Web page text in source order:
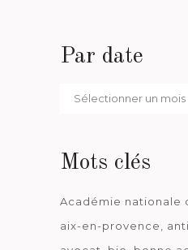
Par date
Par
Mots clés
Académie nationale
aix-en-provence